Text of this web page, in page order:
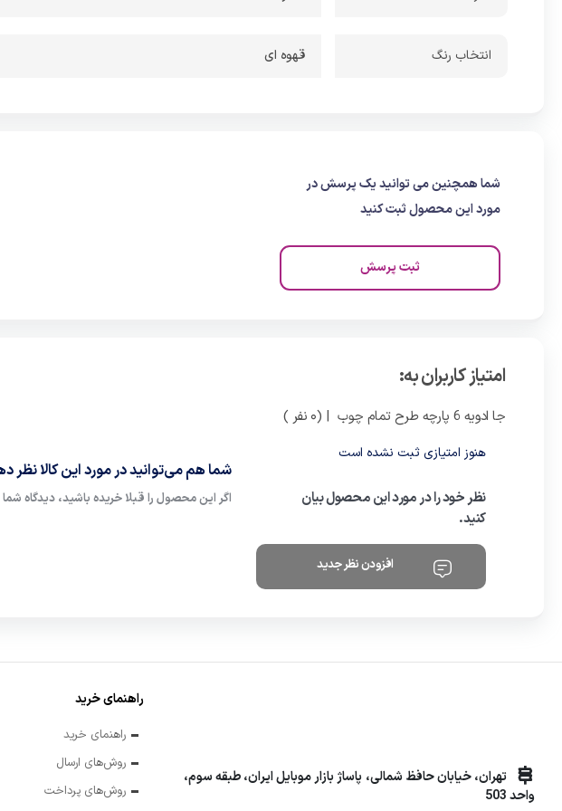
انتخاب رنگ قهوه ای
شما همچنین می توانید یک پرسش در
مورد این محصول ثبت کنید
ثبت پرسش
امتیاز کاربران به:
جا ادویه 6 پارچه طرح تمام چوب | (0 نفر )
هنوز امتیازی ثبت نشده است
نظر خود را در مورد این محصول بیان
کنید.
افزودن نظر جدید
شما هم می‌توانید در مورد این کالا نظر
اگر این محصول را قبلا خریده باشید، دیدگاه
تهران، خیابان حافظ شمالی، پاساژ بازار موبایل ایران، طبقه سوم،
واحد 503
راهنمای خرید
راهنمای خرید
روش‌های ارسال
روش‌های پرداخت